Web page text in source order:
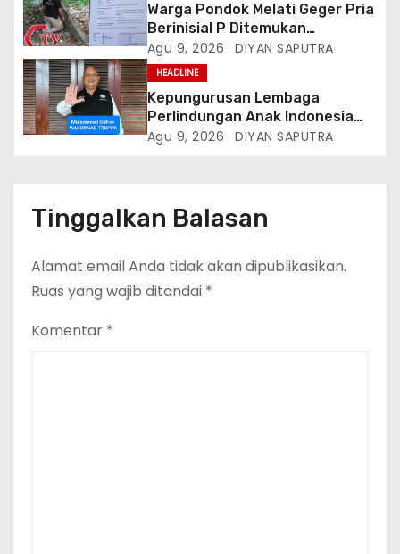
Warga Pondok Melati Geger Pria
Berinisial P Ditemukan
Meninggal Diduga Akibat
Tekanan Hutang
Agu 9, 2026 DIYAN SAPUTRA
HEADLINE
Kepungurusan Lembaga
Perlindungan Anak Indonesia
(LPAI) Periode 2026-2031
(Wakornas TRCPPA) Muhammad
Gufron Mengapresiasi Dan Beri
Agu 9, 2026 DIYAN SAPUTRA
Tinggalkan Balasan
Alamat email Anda tidak akan dipublikasikan.
Ruas yang wajib ditandai *
Komentar *